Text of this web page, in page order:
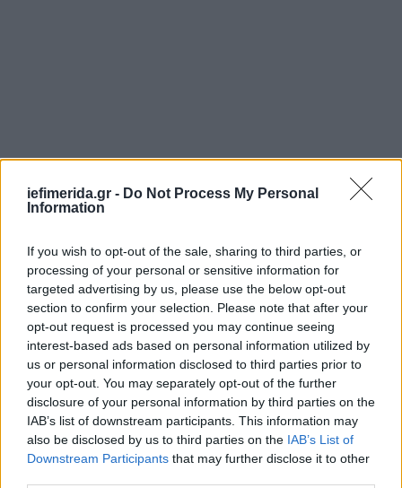
iefimerida.gr - Do Not Process My Personal
Information
If you wish to opt-out of the sale, sharing to third parties, or
processing of your personal or sensitive information for
targeted advertising by us, please use the below opt-out
section to confirm your selection. Please note that after your
opt-out request is processed you may continue seeing
interest-based ads based on personal information utilized by
us or personal information disclosed to third parties prior to
your opt-out. You may separately opt-out of the further
disclosure of your personal information by third parties on the
IAB’s list of downstream participants. This information may
also be disclosed by us to third parties on the IAB’s List of
Downstream Participants that may further disclose it to other